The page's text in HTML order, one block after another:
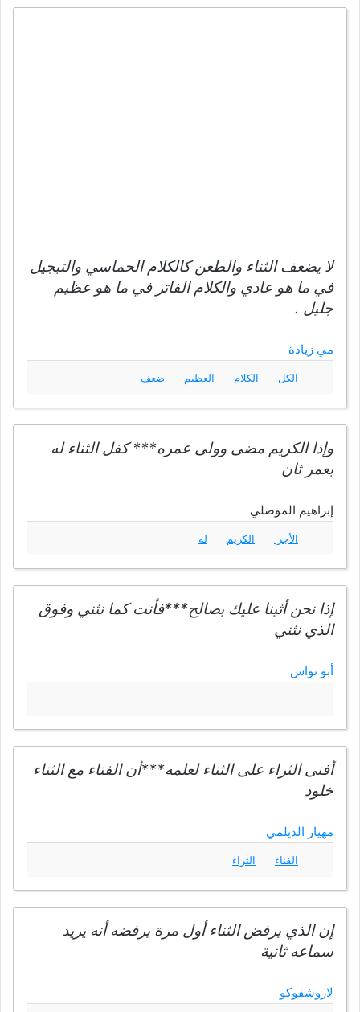
لا يضعف الثناء والطعن كالكلام الحماسي والتبجيل
في ما هو عادي والكلام الفاتر في ما هو عظيم
جليل .
مي زيادة
الكل الكلام العظيم ضعف
وإذا الكريم مضى وولى عمره*** كفل الثناء له
بعمر ثان
إبراهيم الموصلي
الأجر الكريم له
إذا نحن أثينا عليك بصالح***فأنت كما نثني وفوق
الذي نثني
أبو نواس
أفنى الثراء على الثناء لعلمه***أن الفناء مع الثناء
خلود
مهيار الديلمي
الفناء الثراء
إن الذي يرفض الثناء أول مرة يرفضه أنه يريد
سماعه ثانية
لاروشفوكو